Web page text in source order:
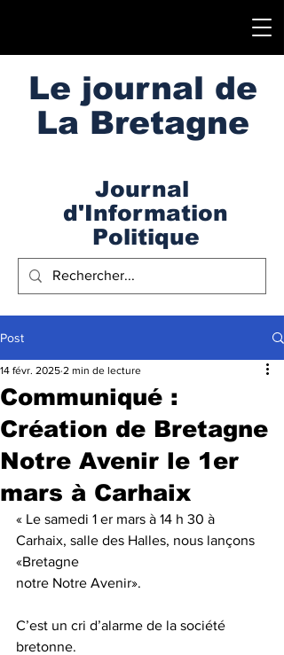
Le journal de
La Bretagne
Journal
d'Information
Politique
Post
Communiqué :
Création de Bretagne
Notre Avenir le 1er
mars à Carhaix
14 févr. 2025 2 min de lecture
« Le samedi 1 er mars à 14 h 30 à
Carhaix, salle des Halles, nous lançons
«Bretagne
notre Notre Avenir».
C’est un cri d’alarme de la société
bretonne.